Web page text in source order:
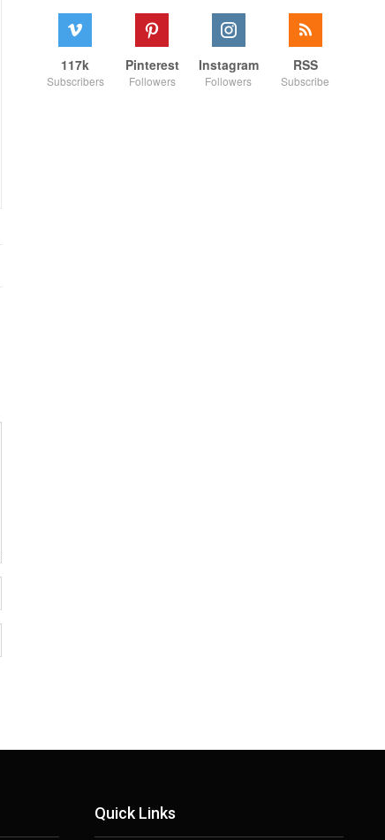
117k
Subscribers
Pinterest
Followers
Instagram
Followers
RSS
Subscribe
Quick Links